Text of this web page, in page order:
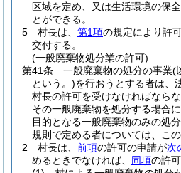
区域を定め、又は生活環境の保
とができる。
5
村長は、 第1項の規定により許
交付する。
(一般廃棄物処分業の許可)
第41条
一般廃棄物の処分の事業(
という。)を行おうとする者は、
村長の許可を受けなければならな
その一般廃棄物を処分する場合
目的となる一般廃棄物のみの処
規則で定める者については、この
2
村長は、 前項の許可の申請が次
めるときでなければ、 同項の許